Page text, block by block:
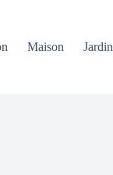
Maison Jardin